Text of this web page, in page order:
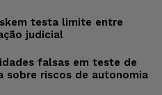
testa limite entre
judicial
falsas em teste de
sobre riscos de autonomia